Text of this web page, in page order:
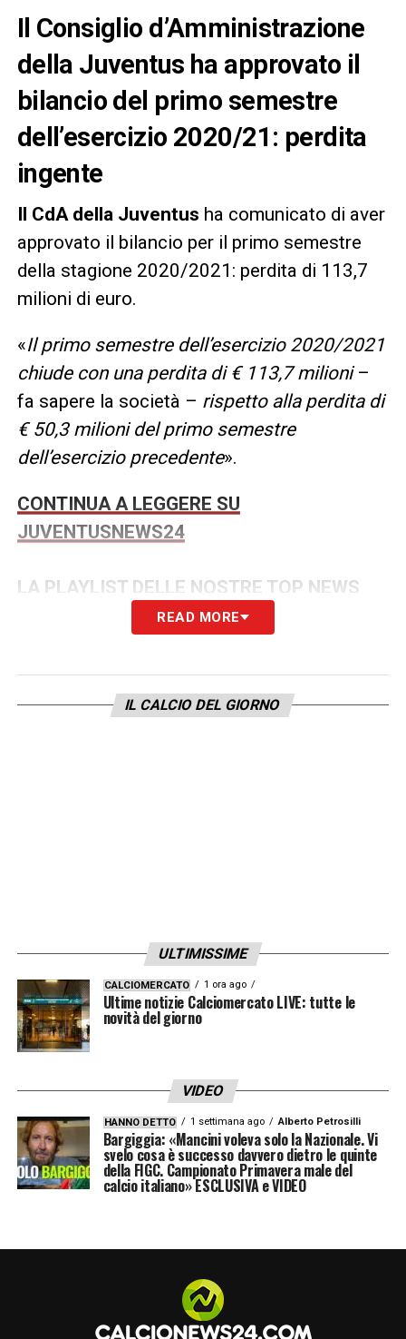
Il Consiglio d’Amministrazione
della Juventus ha approvato il
bilancio del primo semestre
dell’esercizio 2020/21: perdita
ingente
Il CdA della Juventus ha comunicato di aver
approvato il bilancio per il primo semestre
della stagione 2020/2021: perdita di 113,7
milioni di euro.
«Il primo semestre dell’esercizio 2020/2021
chiude con una perdita di € 113,7 milioni–
fa sapere la società – rispetto alla perdita di
€ 50,3 milioni del primo semestre
dell’esercizio precedente».
CONTINUA A LEGGERE SU
JUVENTUSNEWS24
LA PLAYLIST DELLE NOSTRE TOP NEWS
READ MORE
IL CALCIO DEL GIORNO
ULTIMISSIME
CALCIOMERCATO 1 ora ago
Ultime notizie Calciomercato LIVE: tutte le
novità del giorno
VIDEO
HANNO DETTO 1 settimana ago Alberto Petrosilli
Bargiggia: «Mancini voleva solo la Nazionale. Vi
svelo cosa è successo davvero dietro le quinte
della FIGC. Campionato Primavera male del
calcio italiano» ESCLUSIVA e VIDEO